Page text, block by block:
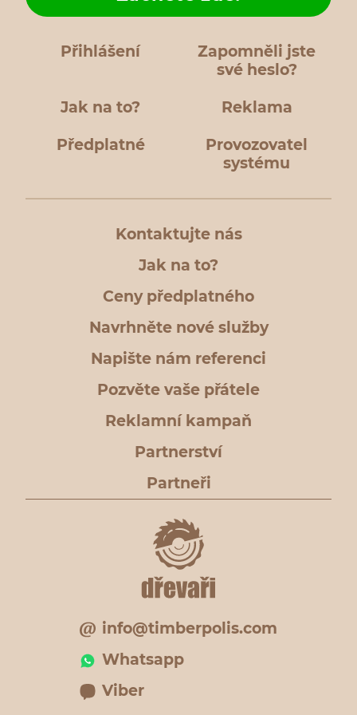
Přihlášení
Zapomněli jste
své heslo?
Jak na to? Reklama
Předplatné
Provozovatel
systému
Kontaktujte nás
Jak na to?
Ceny předplatného
Navrhněte nové služby
Napište nám referenci
Pozvěte vaše přátele
Reklamní kampaň
Partnerství
Partneři
info@timberpolis.com
Whatsapp
Viber